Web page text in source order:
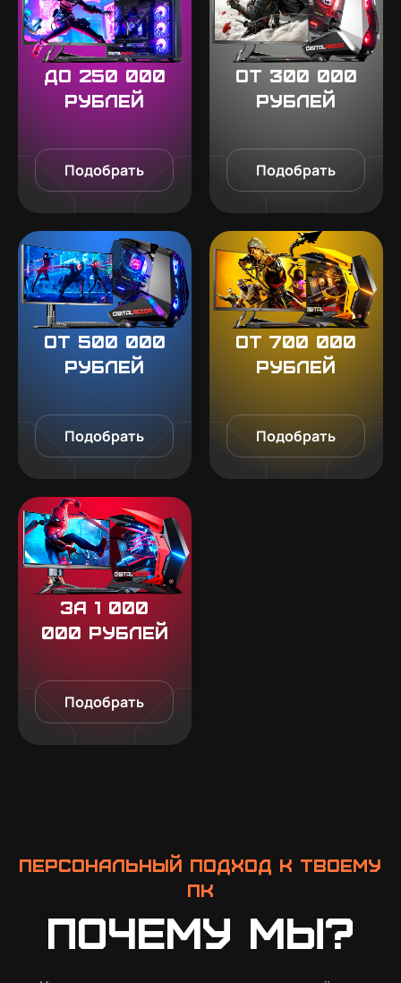
До 250 000
рублей
Подобрать
От 300 000
рублей
Подобрать
От 500 000
рублей
Подобрать
От 700 000
рублей
Подобрать
За 1 000
000 рублей
Подобрать
Персональный подход к твоему
ПК
Почему мы?